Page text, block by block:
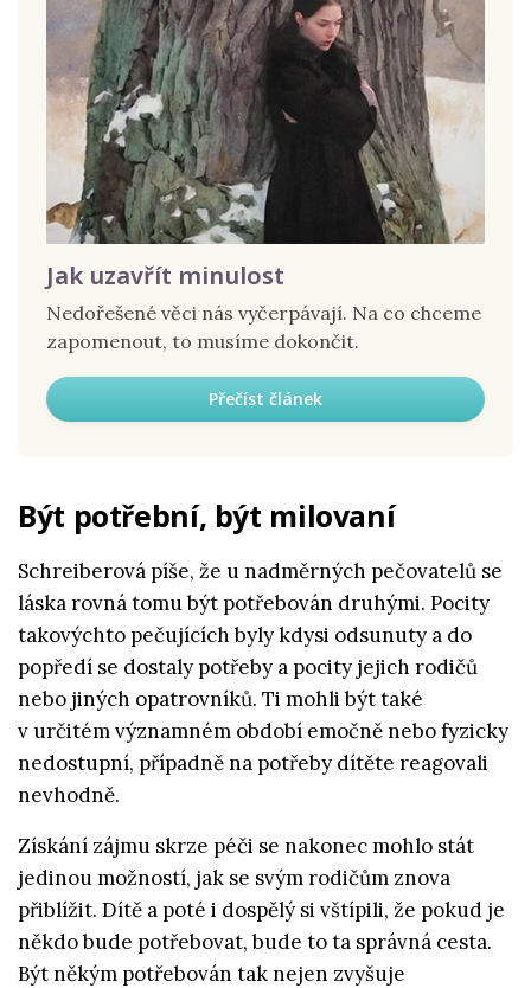
Jak uzavřít minulost
Nedořešené věci nás vyčerpávají. Na co chceme
zapomenout, to musíme dokončit.
Přečíst článek
Být potřební, být milovaní
Schreiberová píše, že u nadměrných pečovatelů se
láska rovná tomu být potřebován druhými. Pocity
takovýchto pečujících byly kdysi odsunuty a do
popředí se dostaly potřeby a pocity jejich rodičů
nebo jiných opatrovníků. Ti mohli být také
v určitém významném období emočně nebo fyzicky
nedostupní, případně na potřeby dítěte reagovali
nevhodně.
Získání zájmu skrze péči se nakonec mohlo stát
jedinou možností, jak se svým rodičům znova
přiblížit. Dítě a poté i dospělý si vštípili, že pokud je
někdo bude potřebovat, bude to ta správná cesta.
Být někým potřebován tak nejen zvyšuje